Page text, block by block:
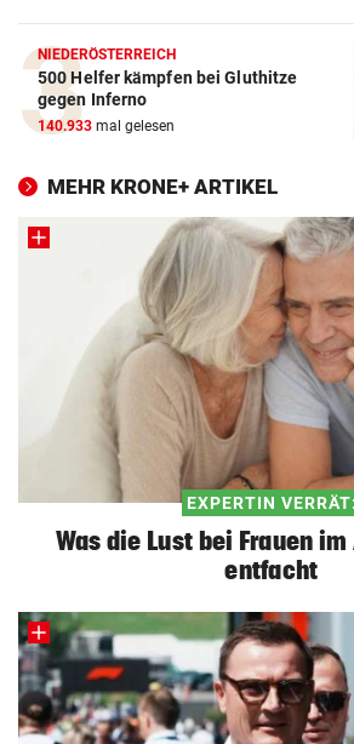
NIEDERÖSTERREICH
500 Helfer kämpfen bei Gluthitze
gegen Inferno
140.933 mal gelesen
MEHR KRONE+ ARTIKEL
EXPERTIN VERRÄT:
Was die Lust bei Frauen
entfacht